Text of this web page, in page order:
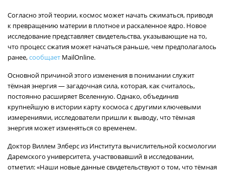
Согласно этой теории, космос может начать сжиматься, приводя
к превращению материи в плотное и раскаленное ядро. Новое
исследование представляет свидетельства, указывающие на то,
что процесс сжатия может начаться раньше, чем предполагалось
ранее,сообщает MailOnline.
Основной причиной этого изменения в понимании служит
тёмная энергия — загадочная сила, которая, как считалось,
постоянно расширяет Вселенную. Однако, объединив
крупнейшую в истории карту космоса с другими ключевыми
измерениями, исследователи пришли к выводу, что тёмная
энергия может изменяться со временем.
Доктор Виллем Элберс из Института вычислительной космологии
Даремского университета, участвовавший в исследовании,
отметил: «Наши новые данные свидетельствуют о том, что тёмная